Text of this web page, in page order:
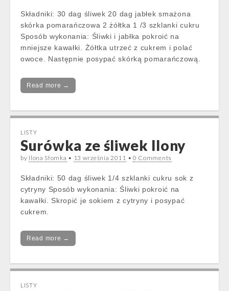
Składniki: 30 dag śliwek 20 dag jabłek smażona
skórka pomarańczowa 2 żółtka 1 /3 szklanki cukru
Sposób wykonania: Śliwki i jabłka pokroić na
mniejsze kawałki. Żółtka utrzeć z cukrem i polać
owoce. Następnie posypać skórką pomarańczową.
Read more →
LISTY
Surówka ze śliwek Ilony
by Ilona Słomka • 13 września 2011 • 0 Comments
Składniki: 50 dag śliwek 1/4 szklanki cukru sok z
cytryny Sposób wykonania: Śliwki pokroić na
kawałki. Skropić je sokiem z cytryny i posypać
cukrem.
Read more →
LISTY